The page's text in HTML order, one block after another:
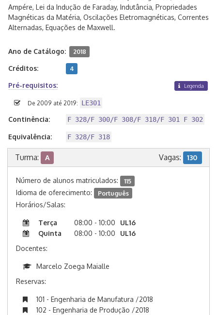
Ampére, Lei da Indução de Faraday, Indutância, Propriedades
Magnéticas da Matéria, Oscilações Eletromagnéticas, Correntes
Alternadas, Equações de Maxwell.
Ano de Catálogo: 2018
Créditos: 4
Pré-requisitos: Legenda
De 2009 até 2019: LE301
Continência: F 328/F 300/F 308/F 318/F 301 F 302
Equivalência: F 328/F 318
Turma: A Vagas: 130
Número de alunos matriculados: 115
Idioma de oferecimento: Português
Horários/Salas:
Terça 08:00 - 10:00
UL16
Quinta
08:00 - 10:00
UL16
Docentes:
Marcelo Zoega Maialle
Reservas:
101 - Engenharia de Manufatura /2018
102 - Engenharia de Produção /2018